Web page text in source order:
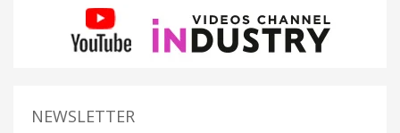
NEWSLETTER